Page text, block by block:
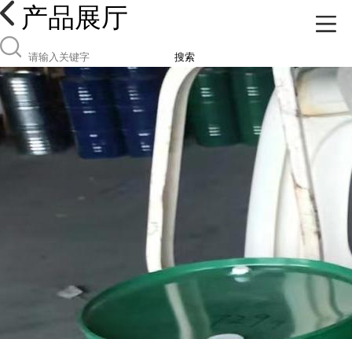
产品展厅
搜索